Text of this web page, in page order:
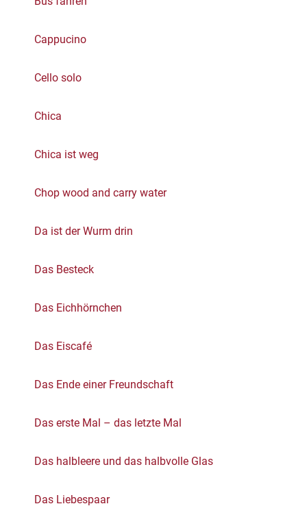
Cappucino
Cello solo
Chica
Chica ist weg
Chop wood and carry water
Da ist der Wurm drin
Das Besteck
Das Eichhörnchen
Das Eiscafé
Das Ende einer Freundschaft
Das erste Mal – das letzte Mal
Das halbleere und das halbvolle Glas
Das Liebespaar